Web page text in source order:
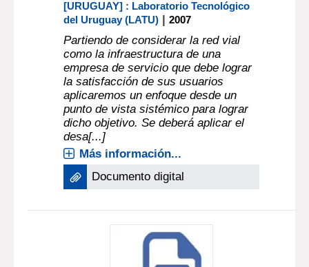
[URUGUAY] : Laboratorio Tecnológico
del Uruguay (LATU) |2007
Partiendo de considerar la red vial
como la infraestructura de una
empresa de servicio que debe lograr
la satisfacción de sus usuarios
aplicaremos un enfoque desde un
punto de vista sistémico para lograr
dicho objetivo. Se deberá aplicar el
desa[...]
Más información...
Documento digital